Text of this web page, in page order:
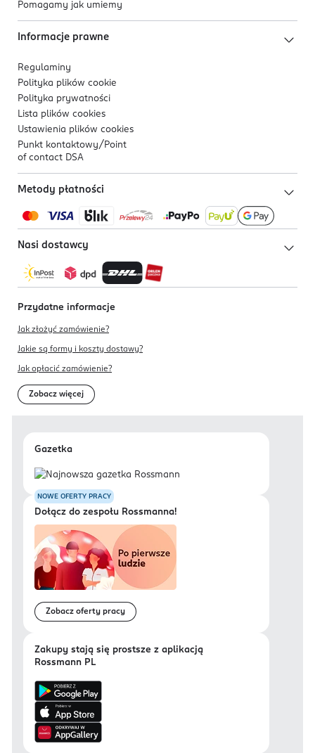
Pomagamy jak umiemy
Informacje prawne
Regulaminy
Polityka plików cookie
Polityka prywatności
Lista plików cookies
Ustawienia plików cookies
Punkt kontaktowy/ Point
of contact DSA
Metody płatności
Nasi dostawcy
Przydatne informacje
Jak złożyć zamówienie?
Jakie są formy i koszty dostawy?
Jak opłacić zamówienie?
Zobacz więcej
Gazetka
NOWE OFERTY PRACY
Dołącz do zespołu Rossmanna!
Zobacz oferty pracy
Zakupy stają się prostsze z aplikacją
Rossmann PL